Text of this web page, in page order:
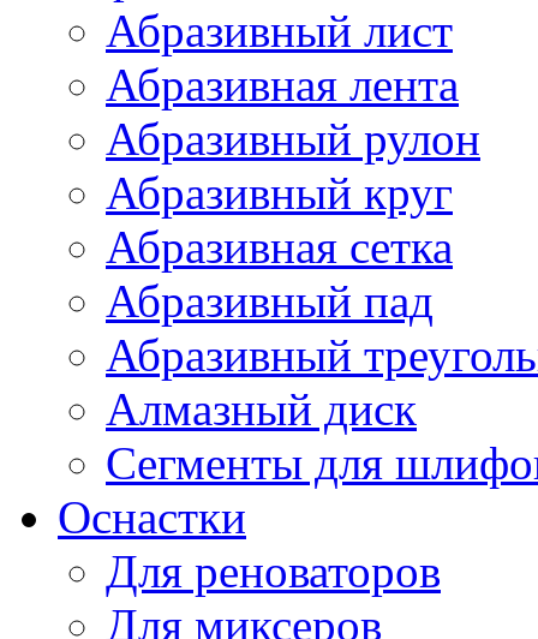
Абразивный лист
Абразивная лента
Абразивный рулон
Абразивный круг
Абразивная сетка
Абразивный пад
Абразивный
Алмазный диск
Сегменты для
Оснастки
Для реноваторов
Для миксеров